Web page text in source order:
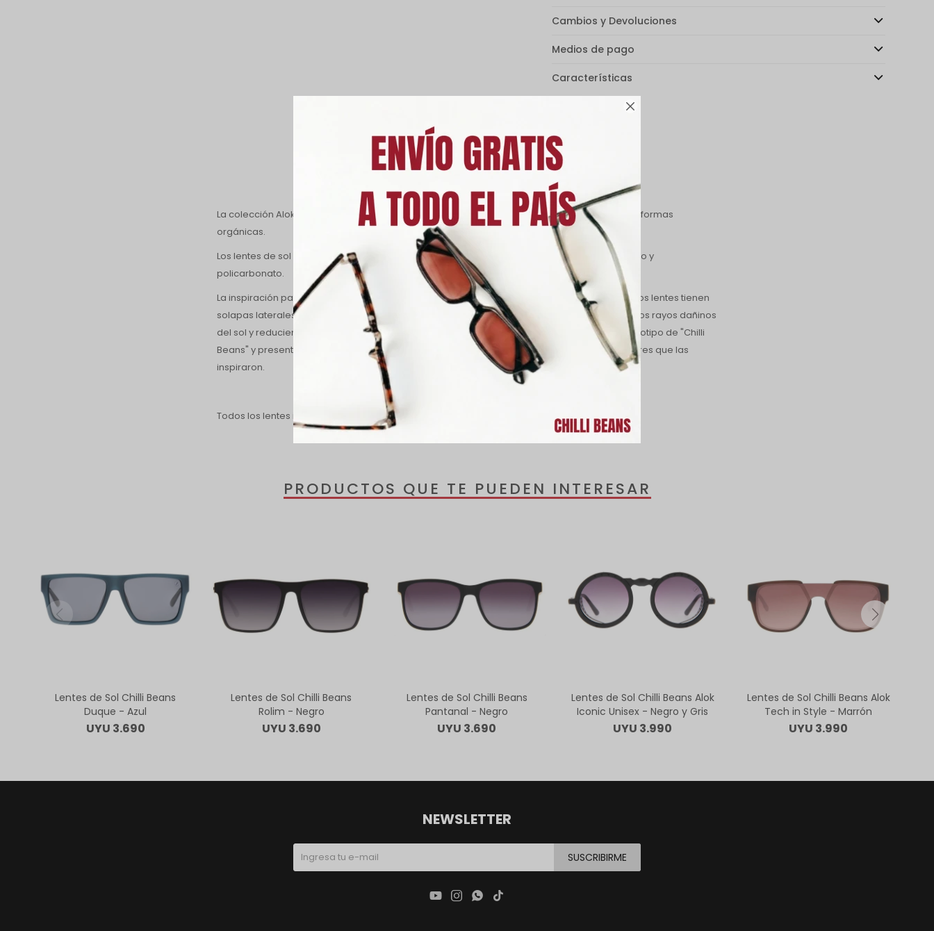

Cambios y Devoluciones
Medios de pago
Características
Descripción
La colección Alok Nature Tech se centra en la unión de la naturaleza y la tecnología, creando formas
orgánicas.
Los lentes de sol redondos unisex Alok Nature Tech están fabricados con una mezcla de acero y
policarbonato.
La inspiración para este modelo son los auriculares que Alok usa en todas sus actuaciones. Los lentes tienen
solapas laterales perforadas y ofrecen protección 100 % UVA y UVB, protegiendo los ojos de los rayos dañinos
del sol y reduciendo el riesgo de desarrollar enfermedades oculares. Las patillas lucen el logotipo de "Chilli
Beans" y presentan líneas perfectas y audaces, siguiendo fielmente el diseño de los auriculares que las
inspiraron.
Todos los lentes incluyen un estuche de regalo.
PRODUCTOS QUE TE PUEDEN INTERESAR
Lentes de Sol Chilli Beans
Duque - Azul
UYU 3.690
Lentes de Sol Chilli Beans
Rolim - Negro
UYU 3.690
Lentes de Sol Chilli Beans
Pantanal - Negro
UYU 3.690
Lentes de Sol Chilli Beans Alok
Iconic Unisex - Negro y Gris
UYU 3.990
Lentes de Sol Chilli Beans Alok
Tech in Style - Marrón
UYU 3.990
NEWSLETTER
SUSCRIBIRME
   